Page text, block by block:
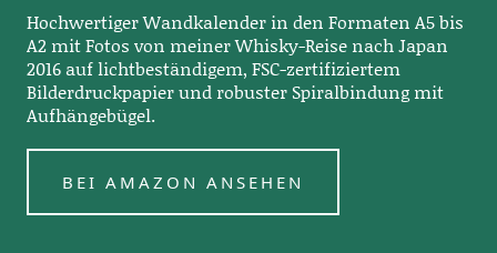
Hochwertiger Wandkalender in den Formaten A5 bis
A2 mit Fotos von meiner Whisky-Reise nach Japan
2016 auf lichtbeständigem, FSC-zertifiziertem
Bilderdruckpapier und robuster Spiralbindung mit
Aufhängebügel.
BEI AMAZON ANSEHEN